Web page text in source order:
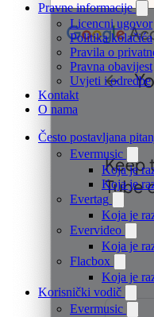
Pravne informacije
Licencni ugovor
Politika kolačića
Pravila o
Pravna obavijest
Uvjeti i odredbe
Kontakt
O nama
Često postavljana
Evermusic
Koja je
Koja je
Evertag
Koja je
Evervideo
Koja je
Flacbox
Koja je
Korisnički vodič
Evermusic